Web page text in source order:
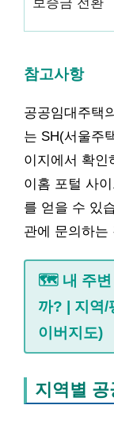
참고사항
공공임대주택
는 SH(서울주
이지에서 확인
이홈 포털 사
를 얻을 수 있
관에 문의하는
🗺️ 내 주변
까? | 지역/
이버지도)
지역별 공